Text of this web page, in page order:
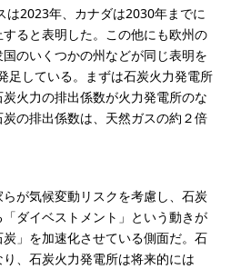
は2023年、カナダは2030年までに
ると表明した。この他にも欧州の
のいくつかの州などが同じ表明を
足している。まずは石炭火力発電所
火力の排出係数が火力発電所のな
の排出係数は、天然ガスの約２倍
が気候変動リスクを考慮し、石炭
ダイベストメント」という動きが
」を加速化させている側面だ。石
、石炭火力発電所は将来的には